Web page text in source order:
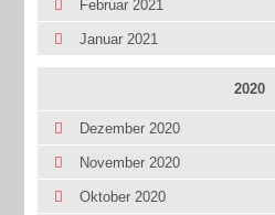
Februar 2021
Januar 2021
2020
Dezember 2020
November 2020
Oktober 2020